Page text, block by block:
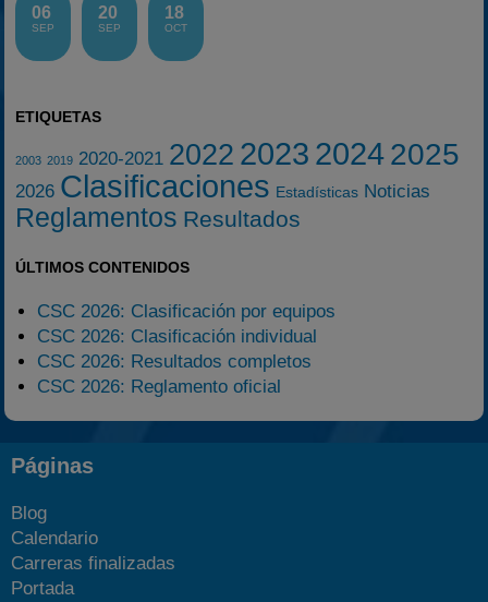
06
SEP
20
SEP
18
OCT
ETIQUETAS
2003 2019 2020-2021 2022 2023 20242025
2026 Clasificaciones Estadísticas Noticias
Reglamentos Resultados
ÚLTIMOS CONTENIDOS
CSC 2026: Clasificación por equipos
CSC 2026: Clasificación individual
CSC 2026: Resultados completos
CSC 2026: Reglamento oficial
Páginas
Blog
Calendario
Carreras finalizadas
Portada